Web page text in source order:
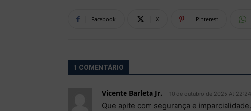
Facebook X Pinterest
1 COMENTÁRIO
Vicente Barleta Jr. 10 de outubro de 2025 At 22:24
Que apite com segurança e imparcialidade.